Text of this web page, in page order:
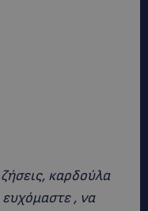
καρδούλα
, να